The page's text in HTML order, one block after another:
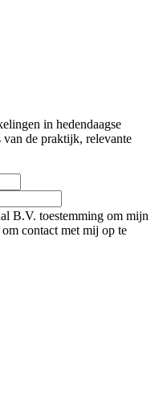
in hedendaagse
de praktijk, relevante
B.V. toestemming om mijn
contact met mij op te